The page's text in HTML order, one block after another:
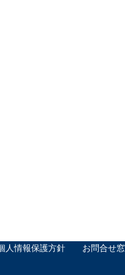
人情報保護方針 お問合せ